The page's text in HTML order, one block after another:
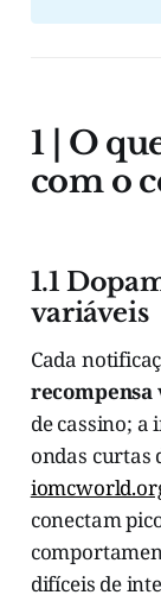
1 | O
com o
1.1
variáveis
Cada
de cassino; a
ondas curtas
conectam
difíceis de